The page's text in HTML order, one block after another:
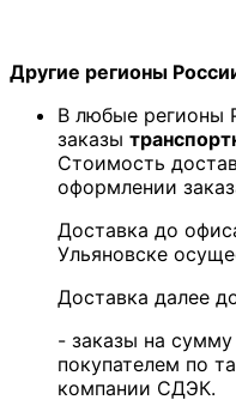
Другие регионы
В любые регионы
заказы
Стоимость
оформлении
Доставка до
Ульяновске
Доставка далее
- заказы на
покупателем по
компании СДЭК.